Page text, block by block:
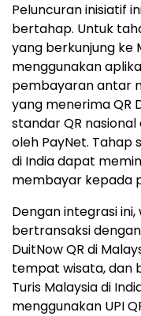
Peluncuran inisiatif
bertahap. Untuk
yang berkunjung ke
menggunakan
pembayaran antar
yang menerima QR
standar QR
oleh PayNet. Tahap
di India dapat
membayar kepada
Dengan integrasi
bertransaksi
DuitNow QR di
tempat wisata, dan
Turis Malaysia di
menggunakan UPI